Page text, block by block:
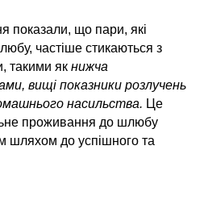
показали, що пари, які
частіше стикаються з
такими як нижча
вищі показники розлучень
насильства. Це
проживання до шлюбу
шляхом до успішного та